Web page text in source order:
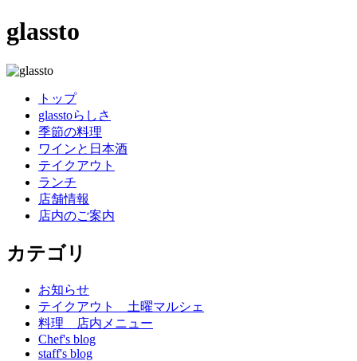
glassto
トップ
glasstoらしさ
季節の料理
ワインと日本酒
テイクアウト
ランチ
店舗情報
店内のご案内
カテゴリ
お知らせ
テイクアウト 土曜マルシェ
料理 店内メニュー
Chef's blog
staff's blog